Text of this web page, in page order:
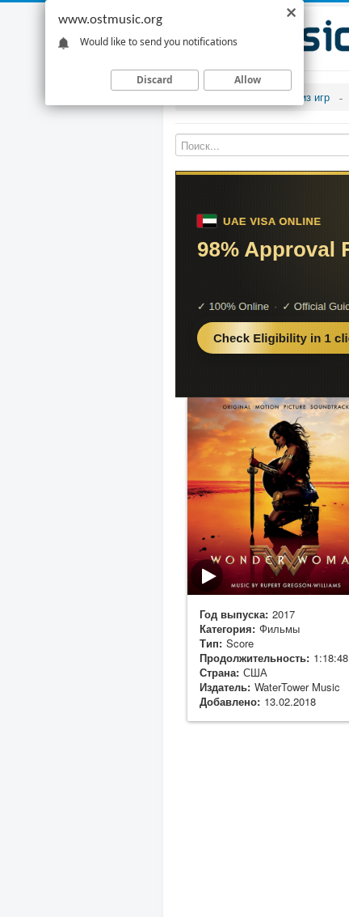
Музыка из игр
Год выпуска: 2017
Категория: Фильмы
Тип: Score
Продолжительность: 1:18:48
Страна: США
Издатель: WaterTower Music
Добавлено: 13.02.2018
www.ostmusic.org
Would like to send you notifications
Discard Allow